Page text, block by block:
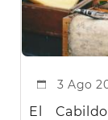
3 Ago
El